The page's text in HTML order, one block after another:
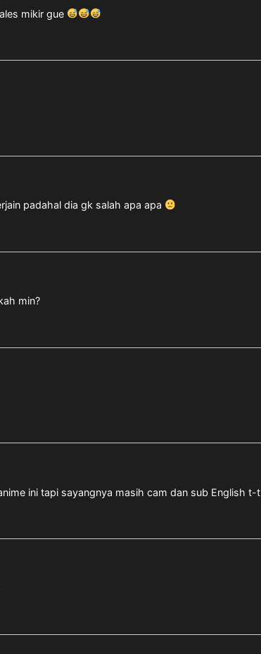
mikir gue
padahal dia gk salah apa apa
min?
ini tapi sayangnya masih cam dan sub English t-t